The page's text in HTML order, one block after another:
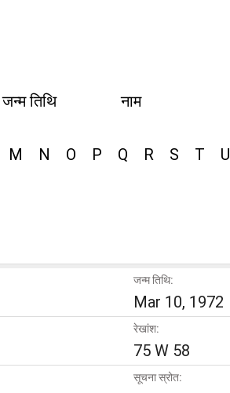
जन्म तिथि नाम
M N O P Q R S T U
जन्म तिथि:
Mar 10, 1972
रेखांश:
75 W 58
सूचना स्रोत: